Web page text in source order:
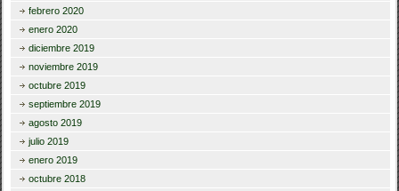
febrero 2020
enero 2020
diciembre 2019
noviembre 2019
octubre 2019
septiembre 2019
agosto 2019
julio 2019
enero 2019
octubre 2018